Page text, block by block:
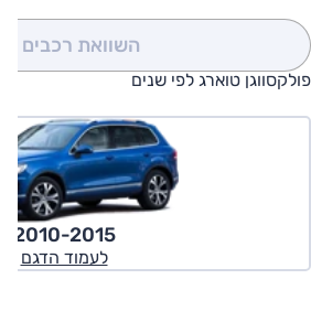
השוואת רכבים
פולקסווגן טוארג לפי שנים
2010-2015
לעמוד הדגם